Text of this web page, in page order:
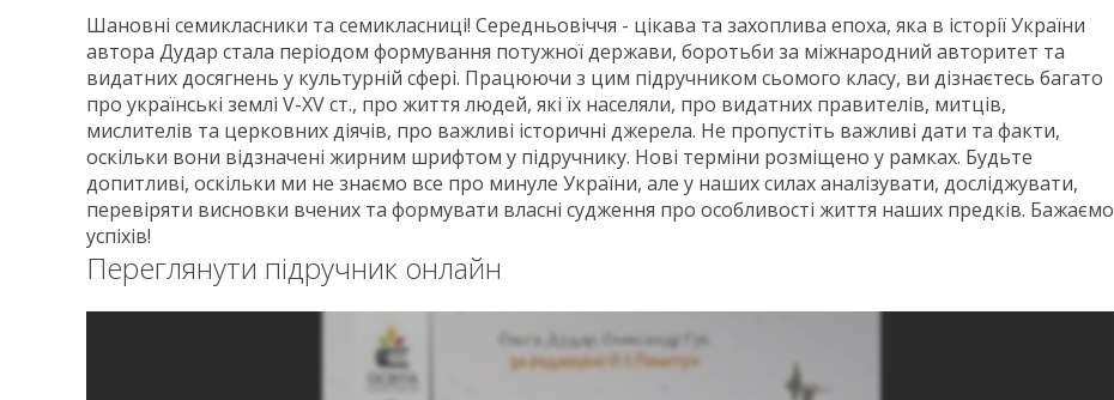
Шановні семикласники та семикласниці! Середньовіччя - цікава та захоплива епоха, яка в історії України
автора Дудар стала періодом формування потужної держави, боротьби за міжнародний авторитет та
видатних досягнень у культурній сфері. Працюючи з цим підручником сьомого класу, ви дізнаєтесь багато
про українські землі V-XV ст., про життя людей, які їх населяли, про видатних правителів, митців,
мислителів та церковних діячів, про важливі історичні джерела. Не пропустіть важливі дати та факти,
оскільки вони відзначені жирним шрифтом у підручнику. Нові терміни розміщено у рамках. Будьте
допитливі, оскільки ми не знаємо все про минуле України, але у наших силах аналізувати, досліджувати,
перевіряти висновки вчених та формувати власні судження про особливості життя наших предків. Бажаємо
успіхів!
Переглянути підручник онлайн